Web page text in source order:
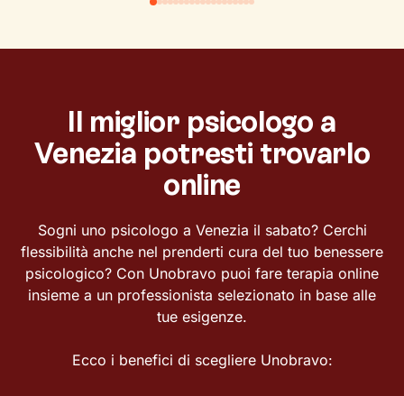
Il miglior psicologo a
Venezia potresti trovarlo
online
Sogni uno psicologo a Venezia il sabato? Cerchi
flessibilità anche nel prenderti cura del tuo benessere
psicologico? Con Unobravo puoi fare terapia online
insieme a un professionista selezionato in base alle
tue esigenze.
Ecco i benefici di scegliere Unobravo: